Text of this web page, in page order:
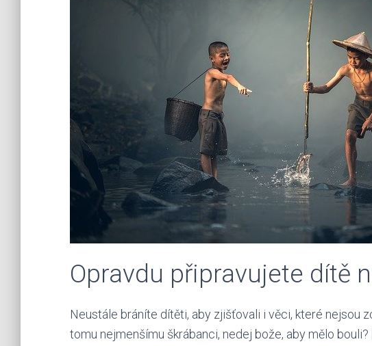
Opravdu připravujete dítě
Neustále bráníte dítěti, aby zjišťovali i věci, které nejsou
tomu nejmenšímu škrábanci, nedej bože, aby mělo bouli?